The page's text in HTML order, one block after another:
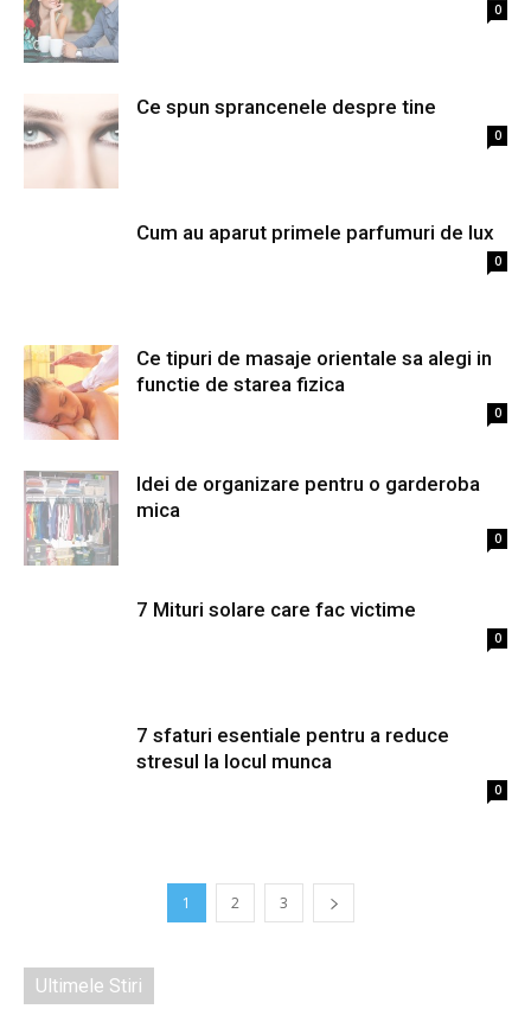
0
Ce spun sprancenele despre tine
0
Cum au aparut primele parfumuri de lux
0
Ce tipuri de masaje orientale sa alegi in
functie de starea fizica
0
Idei de organizare pentru o garderoba
mica
0
7 Mituri solare care fac victime
0
7 sfaturi esentiale pentru a reduce
stresul la locul munca
0
1 2 3
Ultimele Stiri